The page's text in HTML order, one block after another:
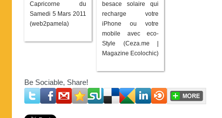
Capricorne du
Samedi 5 Mars 2011
(web2pamela)
besace solaire qui
recharge votre
iPhone ou votre
mobile avec eco-
Style (Ceza.me |
Magazine Ecolochic)
Be Sociable, Share!